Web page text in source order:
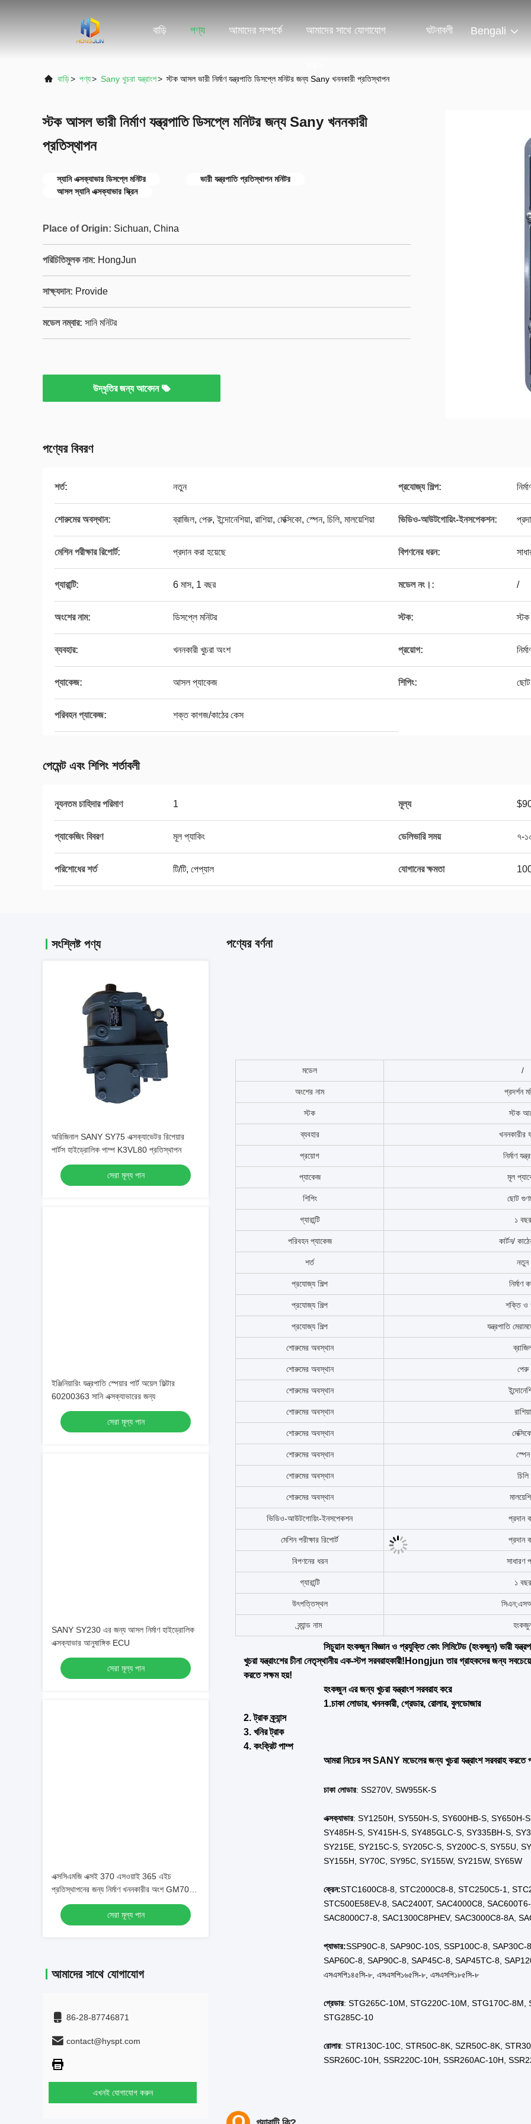
বাড়ি পণ্য আমাদের সম্পর্কে আমাদের সাথে যোগাযোগ ঘটনাবলী Bengali
বাড়ি> পণ্য> Sany খুচরা যন্ত্রাংশ> স্টক আসল ভারী নির্মাণ যন্ত্রপাতি ডিসপ্লে মনিটর জন্য Sany খননকারী প্রতিস্থাপন
স্টক আসল ভারী নির্মাণ যন্ত্রপাতি ডিসপ্লে মনিটর জন্য Sany খননকারী
প্রতিস্থাপন
স্যানি এক্সক্যাভার ডিসপ্লে মনিটর
ভারী যন্ত্রপাতি প্রতিস্থাপন মনিটর
আসল স্যানি এক্সক্যাভার স্ক্রিন
Place of Origin: Sichuan, China
পরিচিতিমুলক নাম: HongJun
সাক্ষ্যদান: Provide
মডেল নম্বার: সানি মনিটর
উদ্ধৃতির জন্য আবেদন
পণ্যের বিবরণ
শর্ত: নতুন প্রযোজ্য শিল্প:
শোরুমের অবস্থান: ব্রাজিল, পেরু, ইন্দোনেশিয়া, রাশিয়া, মেক্সিকো, স্পেন, চিলি, মালয়েশিয়া ভিডিও-আউটগোয়িং-ইনসপেকশন:
মেশিন পরীক্ষার রিপোর্ট: প্রদান করা হয়েছে বিপণনের ধরন:
গ্যারান্টি: 6 মাস, 1 বছর মডেল নং।: /
অংশের নাম: ডিসপ্লে মনিটর স্টক: স্টক
ব্যবহার: খননকারী খুচরা অংশ প্রয়োগ:
প্যাকেজ: আসল প্যাকেজ শিপিং:
পরিবহন প্যাকেজ: শক্ত কাগজ/কাঠের কেস
পেমেন্ট এবং শিপিং শর্তাবলী
ন্যূনতম চাহিদার পরিমাণ 1 মূল্য
প্যাকেজিং বিবরণ মূল প্যাকিং ডেলিভারি সময় ৭-
পরিশোধের শর্ত টি/টি, পেপ্যাল যোগানের ক্ষমতা
সংশ্লিষ্ট পণ্য
অরিজিনাল SANY SY75 এক্সক্যাভেটর রিপেয়ার
পার্টস হাইড্রোলিক পাম্প K3VL80 প্রতিস্থাপন
সেরা মূল্য পান
ইঞ্জিনিয়ারিং যন্ত্রপাতি স্পেয়ার পার্ট অয়েল ফিল্টার
60200363 সানি এক্সক্যাভারের জন্য
সেরা মূল্য পান
SANY SY230 এর জন্য আসল নির্মাণ হাইড্রোলিক
এক্সক্যাভার আনুষাঙ্গিক ECU
সেরা মূল্য পান
এক্সসিএমজি এক্সই 370 এসওয়াই 365 এইচ
প্রতিস্থাপনের জন্য নির্মাণ খননকারীর অংশ GM70
ড্রাইভ সমাবেশ
সেরা মূল্য পান
আমাদের সাথে যোগাযোগ
86-28-87746871
contact@hyspt.com
এখনই যোগাযোগ করুন
পণ্যের বর্ণনা
মডেল /
অংশের নাম প্রদর্শন
স্টক স্টক
ব্যবহার খননকারীর
প্রয়োগ নির্মাণ
প্যাকেজ মূল
ছোট
পরিবহন প্যাকেজ
প্রযোজ্য শিল্প শক্তি ও
শোরুমের অবস্থান
শোরুমের অবস্থান
শোরুমের অবস্থান
ভিডিও-আউটগোয়িং-ইনসপেকশন
বিপণনের ধরন
উৎপত্তিস্থল
খুচরা যন্ত্রাংশের চীনা নেতৃস্থানীয় এক-স্টপ সরবরাহকারী!Hongjun তার গ্রাহকদের জন্য